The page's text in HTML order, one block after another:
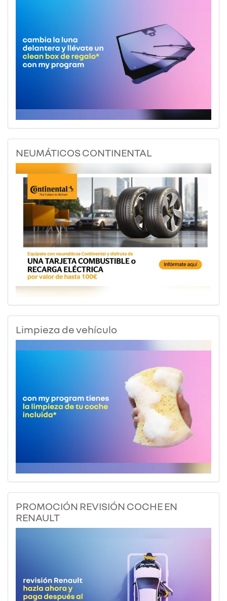
NEUMÁTICOS CONTINENTAL
Limpieza de vehículo
PROMOCIÓN REVISIÓN COCHE EN
RENAULT